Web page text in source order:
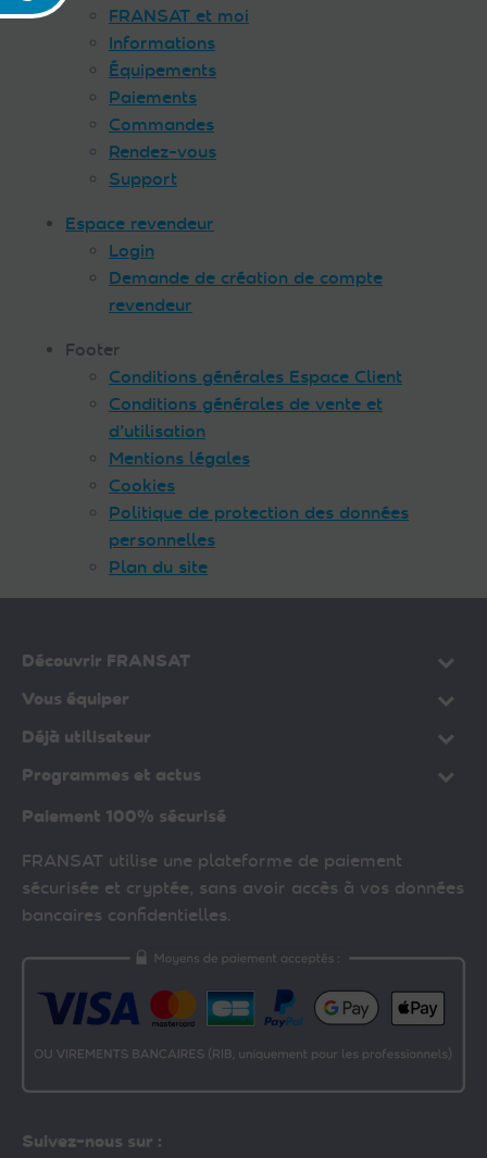
FRANSAT et moi
Informations
Équipements
Paiements
Commandes
Rendez-vous
Support
Espace revendeur
Login
Demande de création de compte
revendeur
Footer
Conditions générales Espace Client
Conditions générales de vente et
d’utilisation
Mentions légales
Cookies
Politique de protection des données
personnelles
Plan du site
Découvrir FRANSAT
Vous équiper
Déjà utilisateur
Programmes et actus
Paiement 100% sécurisé
FRANSAT utilise une plateforme de paiement
sécurisée et cryptée, sans avoir accès à vos données
bancaires confidentielles.
Suivez-nous sur :